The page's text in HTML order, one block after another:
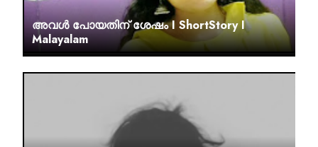
അവൾ പോയതിന് ശേഷം I ShortStory I
Malayalam